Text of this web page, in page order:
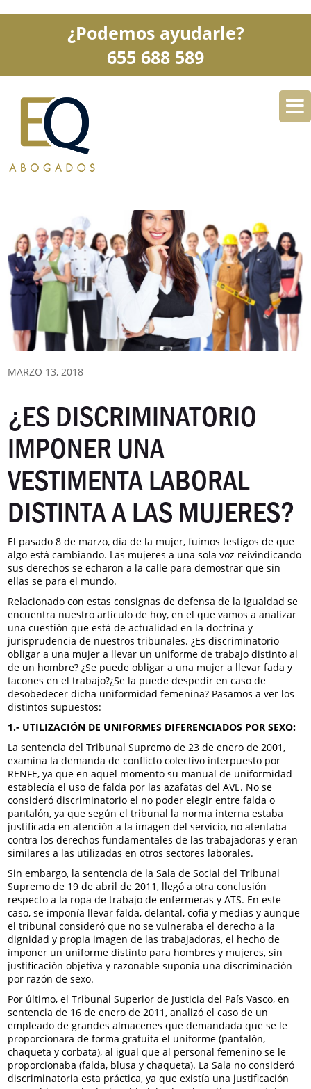
¿Podemos ayudarle?
655 688 589
SERVICIOS
BLOG CONTACTO
MARZO 13, 2018
¿ES DISCRIMINATORIO
IMPONER UNA
VESTIMENTA LABORAL
DISTINTA A LAS MUJERES?
El pasado 8 de marzo, día de la mujer, fuimos testigos de que
algo está cambiando. Las mujeres a una sola voz reivindicando
sus derechos se echaron a la calle para demostrar que sin
ellas se para el mundo.
Relacionado con estas consignas de defensa de la igualdad se
encuentra nuestro artículo de hoy, en el que vamos a analizar
una cuestión que está de actualidad en la doctrina y
jurisprudencia de nuestros tribunales. ¿Es discriminatorio
obligar a una mujer a llevar un uniforme de trabajo distinto al
de un hombre? ¿Se puede obligar a una mujer a llevar fada y
tacones en el trabajo?¿Se la puede despedir en caso de
desobedecer dicha uniformidad femenina? Pasamos a ver los
distintos supuestos:
1.- UTILIZACIÓN DE UNIFORMES DIFERENCIADOS POR SEXO:
La sentencia del Tribunal Supremo de 23 de enero de 2001,
examina la demanda de conflicto colectivo interpuesto por
RENFE, ya que en aquel momento su manual de uniformidad
establecía el uso de falda por las azafatas del AVE. No se
consideró discriminatorio el no poder elegir entre falda o
pantalón, ya que según el tribunal la norma interna estaba
justificada en atención a la imagen del servicio, no atentaba
contra los derechos fundamentales de las trabajadoras y eran
similares a las utilizadas en otros sectores laborales.
Sin embargo, la sentencia de la Sala de Social del Tribunal
Supremo de 19 de abril de 2011, llegó a otra conclusión
respecto a la ropa de trabajo de enfermeras y ATS. En este
caso, se imponía llevar falda, delantal, cofia y medias y aunque
el tribunal consideró que no se vulneraba el derecho a la
dignidad y propia imagen de las trabajadoras, el hecho de
imponer un uniforme distinto para hombres y mujeres, sin
justificación objetiva y razonable suponía una discriminación
por razón de sexo.
Por último, el Tribunal Superior de Justicia del País Vasco, en
sentencia de 16 de enero de 2011, analizó el caso de un
empleado de grandes almacenes que demandada que se le
proporcionara de forma gratuita el uniforme (pantalón,
chaqueta y corbata), al igual que al personal femenino se le
proporcionaba (falda, blusa y chaqueta). La Sala no consideró
discriminatoria esta práctica, ya que existía una justificación